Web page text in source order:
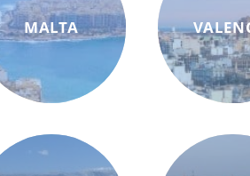
MALTA